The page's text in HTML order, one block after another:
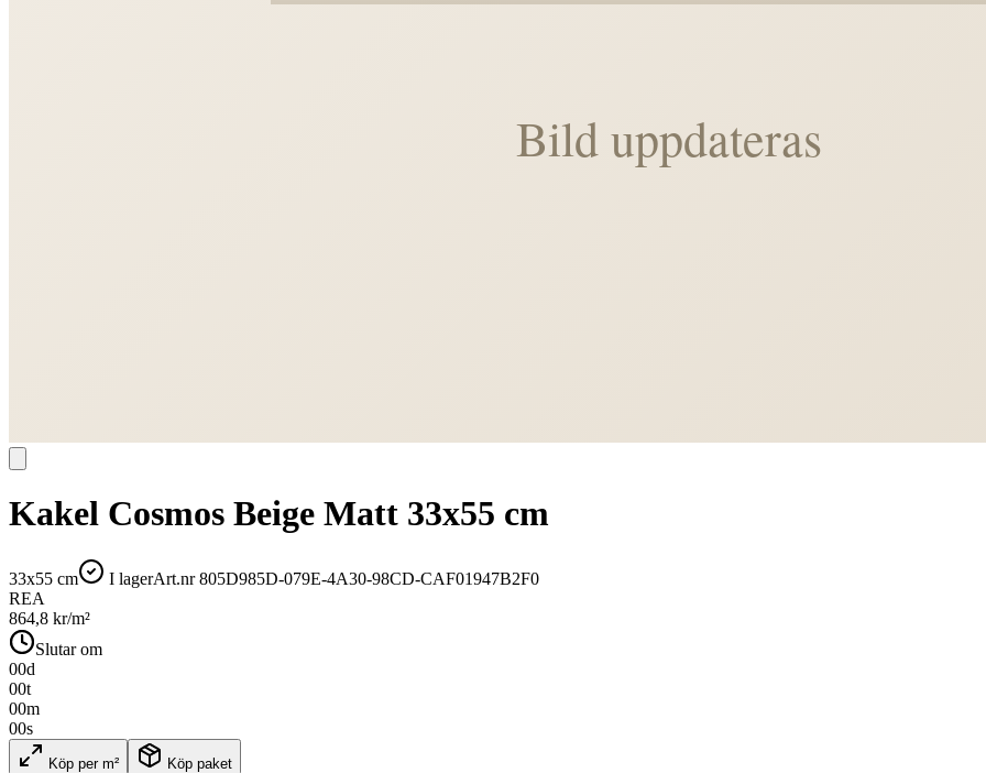
Kakel Cosmos Beige Matt 33x55 cm
33x55 cm I lagerArt.nr805D985D-079E-4A30-98CD-CAF01947B2F0
REA
864,8 kr/m²
Slutar om
00d
00t
00m
00s
Köp per m² Köp paket